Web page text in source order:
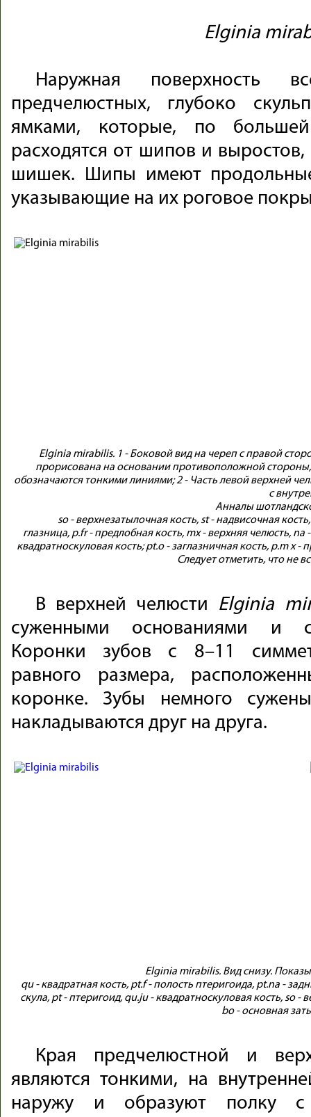
Elginia
Наружная поверхность
предчелюстных, глубоко
ямками, которые, по большей
расходятся от шипов и
шишек. Шипы имеют
указывающие на их роговое
Elginia mirabilis. 1 - Боковой вид на череп с правой
прорисована на основании противоположной
обозначаются тонкими линиями; 2 - Часть левой верхней
с
Анналы
so - верхнезатылочная кость, st - надвисочная
глазница, p.fr - предлобная кость, mx - верхняя челюсть,
квадратноскуловая кость; pt.o - заглазничная кость, p.m x
Следует отметить, что не
В верхней челюсти Elginia
суженными основаниями и
Коронки зубов с 8–11
равного размера,
коронке. Зубы немного
накладываются друг на друга.
Elginia mirabilis. Вид снизу.
qu - квадратная кость, pt.f - полость птеригоида, pt.na -
скула, pt - птеригоид, qu.ju - квадратноскуловая кость, so -
bo - основная
Края предчелюстной и
являются тонкими, на
наружу и образуют полку с